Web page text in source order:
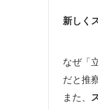
新しく
なぜ「
だと推
また、